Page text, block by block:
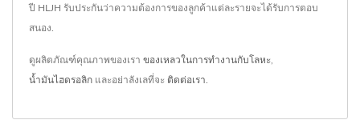
ปี HLJH รับประกันว่าความต้องการของลูกค้าแต่ละรายจะได้รับการตอบ
สนอง.
ดูผลิตภัณฑ์คุณภาพของเรา ของเหลวในการทำงานกับโลหะ
น้ำมันไฮดรอลิก และอย่าลังเลที่จะ ติดต่อเรา